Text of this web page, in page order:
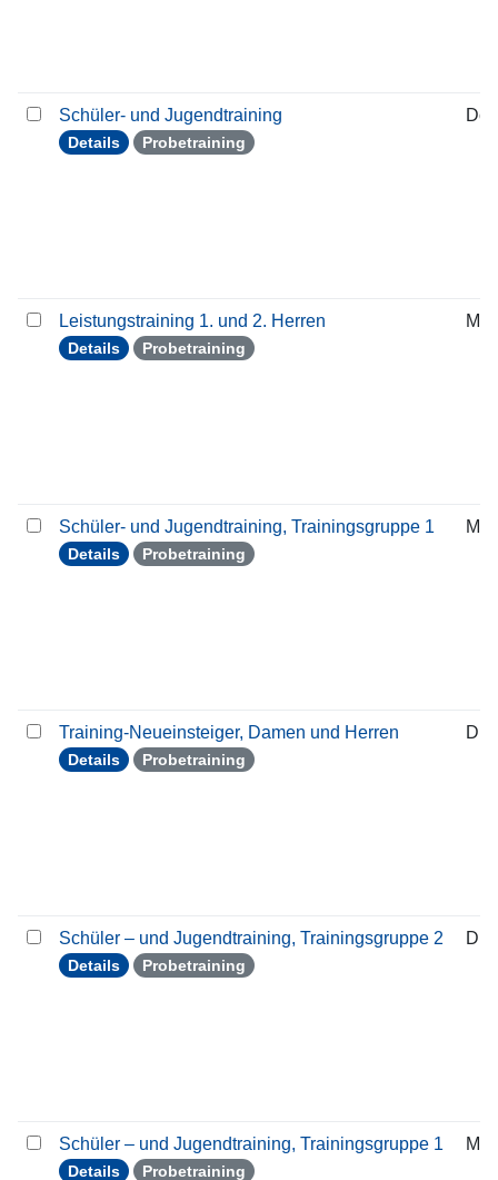
Schüler- und Jugendtraining
Details Probetraining
Leistungstraining 1. und 2. Herren
Details Probetraining
Schüler- und Jugendtraining, Trainingsgruppe 1
Details Probetraining
Training-Neueinsteiger, Damen und Herren
Details Probetraining
Schüler – und Jugendtraining, Trainingsgruppe 2
Details Probetraining
Schüler – und Jugendtraining, Trainingsgruppe 1
Details Probetraining